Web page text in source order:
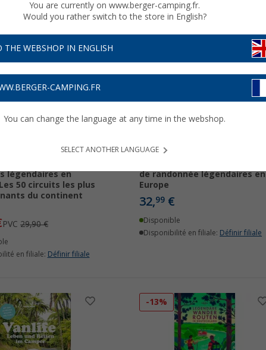
légendaires en
50 circuits les plus
du continent
PVC29,90 €
en filiale: Définir filiale
de randonnée légendaires en
Europe
32,99€
Disponible
Disponibilité en filiale: Définir filiale
-13%
You are currently on www.berger-camping.fr.
Would you rather switch to the store in English?
THE WEBSHOP IN ENGLISH
CAMPING.FR
You can change the language at any time in the webshop.
SELECT ANOTHER LANGUAGE